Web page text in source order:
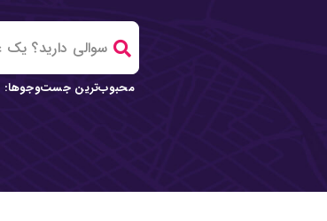
محبوب‌ترین جست‌وجوها: